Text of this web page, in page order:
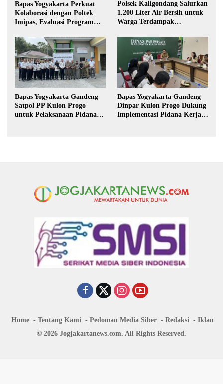
Bapas Yogyakarta Perkuat
Kolaborasi dengan Poltek
Imipas, Evaluasi Program
Polsek Kaligondang Salurkan
1.200 Liter Air Bersih untuk
Warga Terdampak
Bapas Yogyakarta Gandeng
Satpol PP Kulon Progo
untuk Pelaksanaan Pidana
Bapas Yogyakarta Gandeng
Dinpar Kulon Progo Dukung
Implementasi Pidana Kerja
Home Tentang Kami Pedoman Media Siber Redaksi
Iklan
© 2026 Jogjakartanews.com. All Rights Reserved.